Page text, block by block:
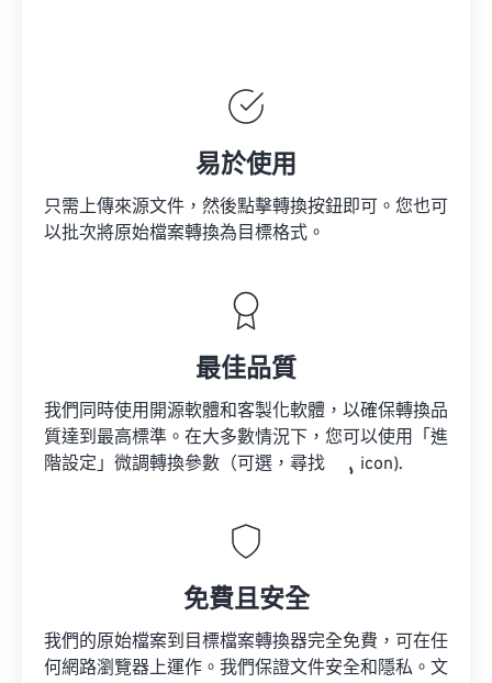
易於使用
只需上傳來源文件，然後點擊轉換按鈕即可。您也可
以批次將原始檔案轉換為目標格式。
最佳品質
我們同時使用開源軟體和客製化軟體，以確保轉換品
質達到最高標準。在大多數情況下，您可以使用「進
階設定」微調轉換參數（可選，尋找
icon).
免費且安全
我們的原始檔案到目標檔案轉換器完全免費，可在任
何網路瀏覽器上運作。我們保證文件安全和隱私。文